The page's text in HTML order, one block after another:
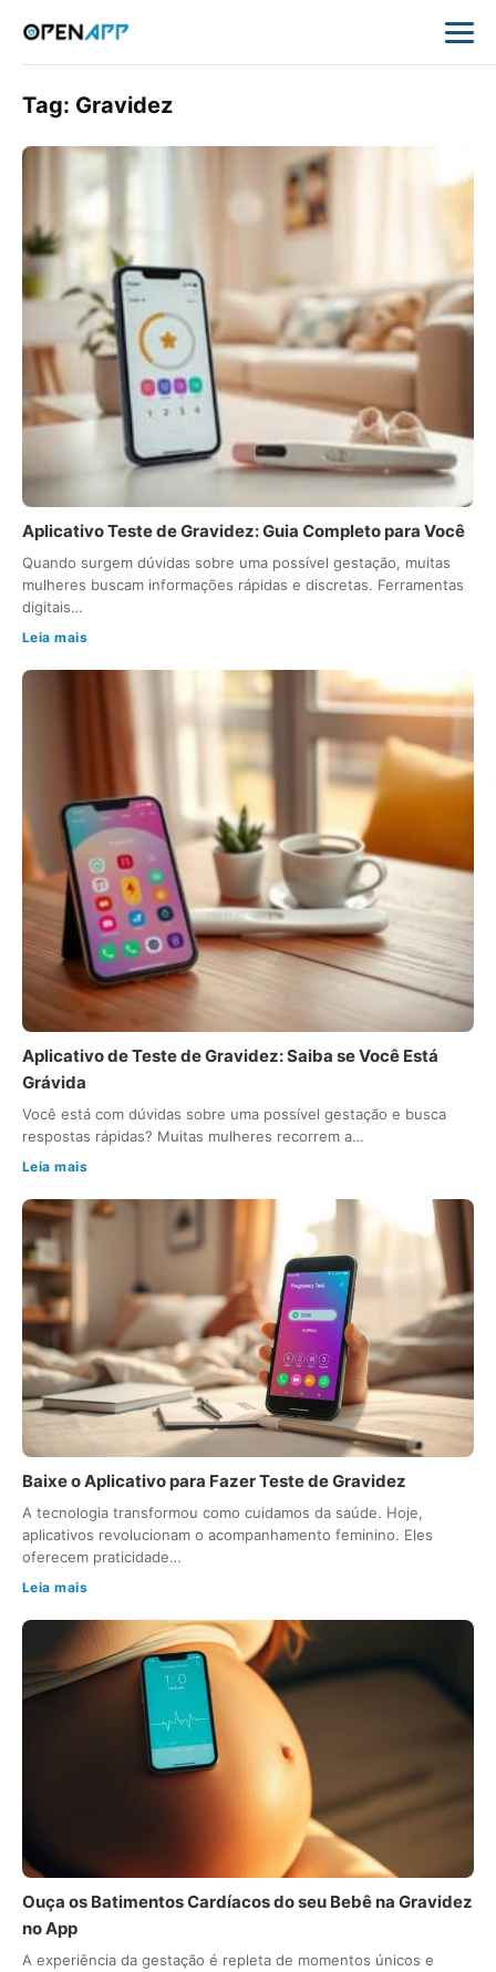
Tag: Gravidez
Aplicativo Teste de Gravidez: Guia Completo para Você
Quando surgem dúvidas sobre uma possível gestação, muitas
mulheres buscam informações rápidas e discretas. Ferramentas
digitais…
Leia mais
Aplicativo de Teste de Gravidez: Saiba se Você Está
Grávida
Você está com dúvidas sobre uma possível gestação e busca
respostas rápidas? Muitas mulheres recorrem a…
Leia mais
Baixe o Aplicativo para Fazer Teste de Gravidez
A tecnologia transformou como cuidamos da saúde. Hoje,
aplicativos revolucionam o acompanhamento feminino. Eles
oferecem praticidade…
Leia mais
Ouça os Batimentos Cardíacos do seu Bebê na Gravidez
no App
A experiência da gestação é repleta de momentos únicos e